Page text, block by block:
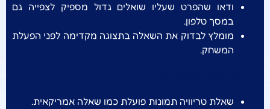
ודאו שהפרט שעליו שואלים גדול מספיק לצפייה גם
במסך טלפון.
מומלץ לבדוק את השאלה בתצוגה מקדימה לפני הפעלת
המשחק.
שאלת טריוויה תמונות פועלת כמו שאלה אמריקאית.